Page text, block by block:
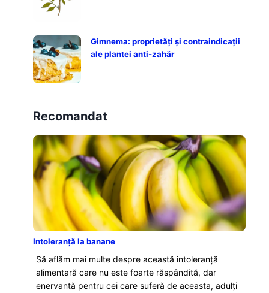
Gimnema: proprietăți și contraindicații
ale plantei anti-zahăr
Recomandat
Intoleranță la banane
Să aflăm mai multe despre această intoleranță
alimentară care nu este foarte răspândită, dar
enervantă pentru cei care suferă de aceasta, adulți